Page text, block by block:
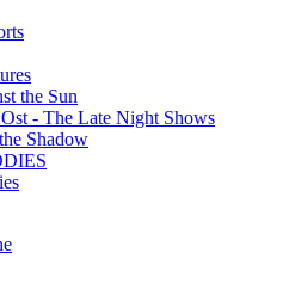
the Sun
- The Late Night Shows
Shadow